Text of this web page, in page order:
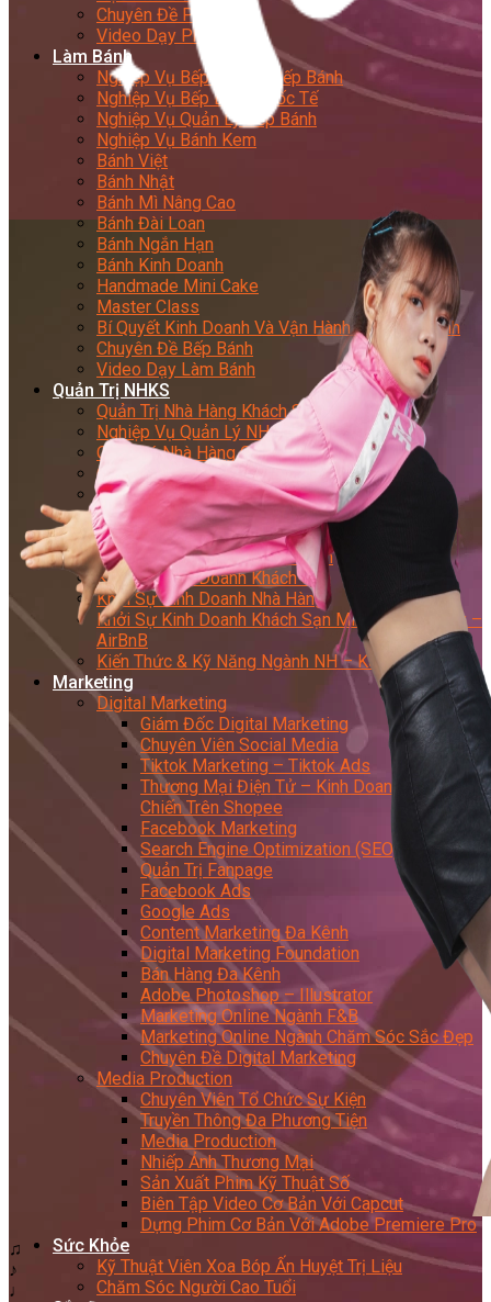
Chuyên Đề Pha Chế
Video Dạy Pha Chế
Làm Bánh
Nghiệp Vụ Bếp Trưởng Bếp Bánh
Nghiệp Vụ Bếp Bánh Quốc Tế
Nghiệp Vụ Quản Lý Bếp Bánh
Nghiệp Vụ Bánh Kem
Bánh Việt
Bánh Nhật
Bánh Mì Nâng Cao
Bánh Đài Loan
Bánh Ngắn Hạn
Bánh Kinh Doanh
Handmade Mini Cake
Master Class
Bí Quyết Kinh Doanh Và Vận Hành Mô Hình Bánh
Chuyên Đề Bếp Bánh
Video Dạy Làm Bánh
Quản Trị NHKS
Quản Trị Nhà Hàng Khách Sạn Quốc Tế
Nghiệp Vụ Quản Lý NH-KS
Quản Lý Nhà Hàng Chuyên Nghiệp
Quản Lý Khách Sạn Chuyên Nghiệp
Nghiệp Vụ Quản Lý Nhà Hàng
Nghiệp Vụ Lễ Tân Chuyên Nghiệp
Giám Đốc Điều Hành Nhà Hàng
Tiếng Anh Nhà Hàng Khách Sạn
Khởi Sự Kinh Doanh Khách Sạn
Khởi Sự Kinh Doanh Nhà Hàng
Khởi Sự Kinh Doanh Khách Sạn Mini – Homestay –
AirBnB
Kiến Thức & Kỹ Năng Ngành NH – KS
Marketing
Digital Marketing
Giám Đốc Digital Marketing
Chuyên Viên Social Media
Tiktok Marketing – Tiktok Ads
Thương Mại Điện Tử – Kinh Doanh Thực
Chiến Trên Shopee
Facebook Marketing
Search Engine Optimization (SEO)
Quản Trị Fanpage
Facebook Ads
Google Ads
Content Marketing Đa Kênh
Digital Marketing Foundation
Bán Hàng Đa Kênh
Adobe Photoshop – Illustrator
Marketing Online Ngành F&B
Marketing Online Ngành Chăm Sóc Sắc Đẹp
Chuyên Đề Digital Marketing
Media Production
Chuyên Viên Tổ Chức Sự Kiện
Truyền Thông Đa Phương Tiện
Media Production
Nhiếp Ảnh Thương Mại
Sản Xuất Phim Kỹ Thuật Số
Biên Tập Video Cơ Bản Với Capcut
Dựng Phim Cơ Bản Với Adobe Premiere Pro
Sức Khỏe
Kỹ Thuật Viên Xoa Bóp Ấn Huyệt Trị Liệu
Chăm Sóc Người Cao Tuổi
♫
♪
♩